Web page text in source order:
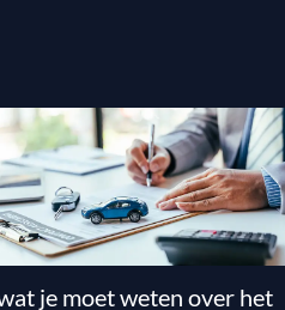
je moet weten over het